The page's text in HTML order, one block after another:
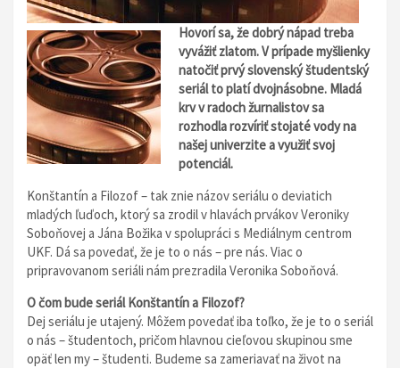
Hovorí sa, že dobrý nápad treba
vyvážiť zlatom. V prípade myšlienky
natočiť prvý slovenský študentský
seriál to platí dvojnásobne. Mladá
krv v radoch žurnalistov sa
rozhodla rozvíriť stojaté vody na
našej univerzite a využiť svoj
potenciál.
Konštantín a Filozof – tak znie názov seriálu o deviatich
mladých ľuďoch, ktorý sa zrodil v hlavách prvákov Veroniky
Soboňovej a Jána Božika v spolupráci s Mediálnym centrom
UKF. Dá sa povedať, že je to o nás – pre nás. Viac o
pripravovanom seriáli nám prezradila Veronika Soboňová.
O čom bude seriál Konštantín a Filozof?
Dej seriálu je utajený. Môžem povedať iba toľko, že je to o seriál
o nás – študentoch, pričom hlavnou cieľovou skupinou sme
opäť len my – študenti. Budeme sa zameriavať na život na